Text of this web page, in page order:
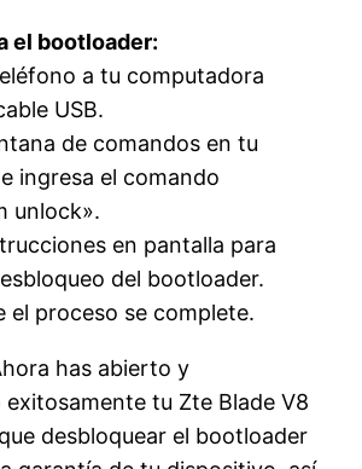
el bootloader:
a tu computadora
USB.
de comandos en tu
ingresa el comando
unlock».
en pantalla para
del bootloader.
el proceso se complete.
has abierto y
exitosamente tu Zte Blade V8
desbloquear el bootloader